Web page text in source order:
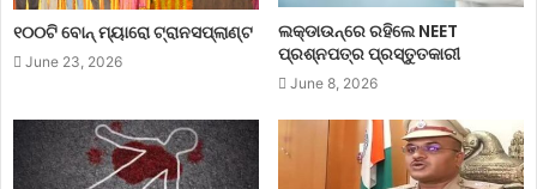
୧୦୦ଟି ବୋନ୍ ମ୍ୟାରୋ ଟ୍ରାନସପ୍ଲାଣ୍ଟ
June 23, 2026
ଲକ୍‌ଡାଉନ୍‌ରେ ରହିଲେ NEET
ପ୍ରଶ୍ନପତ୍ର ପ୍ରସ୍ତୁତକାରୀ
June 8, 2026